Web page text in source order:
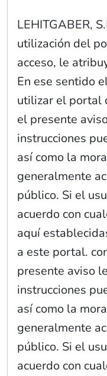
LEHITGABER,
utilización del
acceso, le
En ese sentido
utilizar el portal
el presente
instrucciones
así como la
generalmente
público. Si el
acuerdo con
aquí
a este portal.
presente aviso
instrucciones
así como la
generalmente
público. Si el
acuerdo con